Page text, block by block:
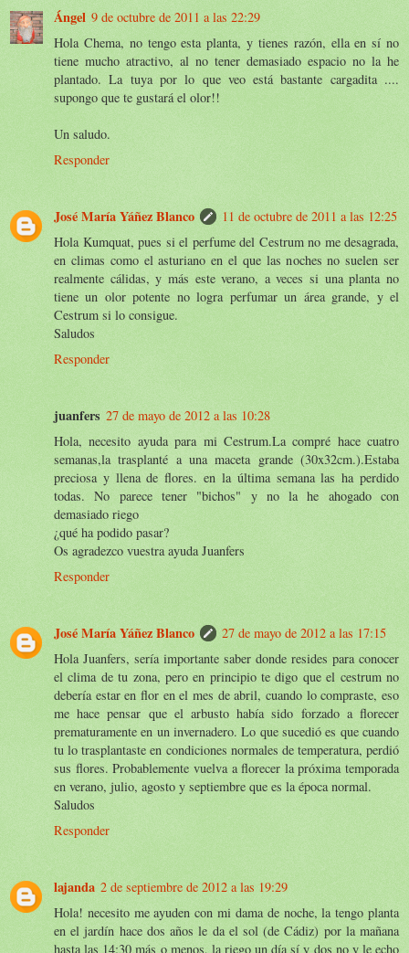
Ángel 9 de octubre de 2011 a las 22:29
Hola Chema, no tengo esta planta, y tienes razón, ella en sí no
tiene mucho atractivo, al no tener demasiado espacio no la he
plantado. La tuya por lo que veo está bastante cargadita ....
supongo que te gustará el olor!!
Un saludo.
Responder
José María Yáñez Blanco
11 de octubre de 2011 a las 12:25
Hola Kumquat, pues si el perfume del Cestrum no me desagrada,
en climas como el asturiano en el que las noches no suelen ser
realmente cálidas, y más este verano, a veces si una planta no
tiene un olor potente no logra perfumar un área grande, y el
Cestrum si lo consigue.
Saludos
Responder
juanfers 27 de mayo de 2012 a las 10:28
Hola, necesito ayuda para mi Cestrum.La compré hace cuatro
semanas,la trasplanté a una maceta grande (30x32cm.).Estaba
preciosa y llena de flores. en la última semana las ha perdido
todas. No parece tener "bichos" y no la he ahogado con
demasiado riego
¿qué ha podido pasar?
Os agradezco vuestra ayuda Juanfers
Responder
José María Yáñez Blanco
27 de mayo de 2012 a las 17:15
Hola Juanfers, sería importante saber donde resides para conocer
el clima de tu zona, pero en principio te digo que el cestrum no
debería estar en flor en el mes de abril, cuando lo compraste, eso
me hace pensar que el arbusto había sido forzado a florecer
prematuramente en un invernadero. Lo que sucedió es que cuando
tu lo trasplantaste en condiciones normales de temperatura, perdió
sus flores. Probablemente vuelva a florecer la próxima temporada
en verano, julio, agosto y septiembre que es la época normal.
Saludos
Responder
lajanda 2 de septiembre de 2012 a las 19:29
Hola! necesito me ayuden con mi dama de noche, la tengo planta
en el jardín hace dos años le da el sol (de Cádiz) por la mañana
hasta las 14:30 más o menos, la riego un día sí y dos no y le echo